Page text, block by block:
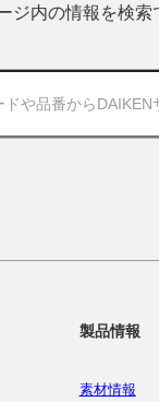
ジ内の情報を検
製品情報
素材情報